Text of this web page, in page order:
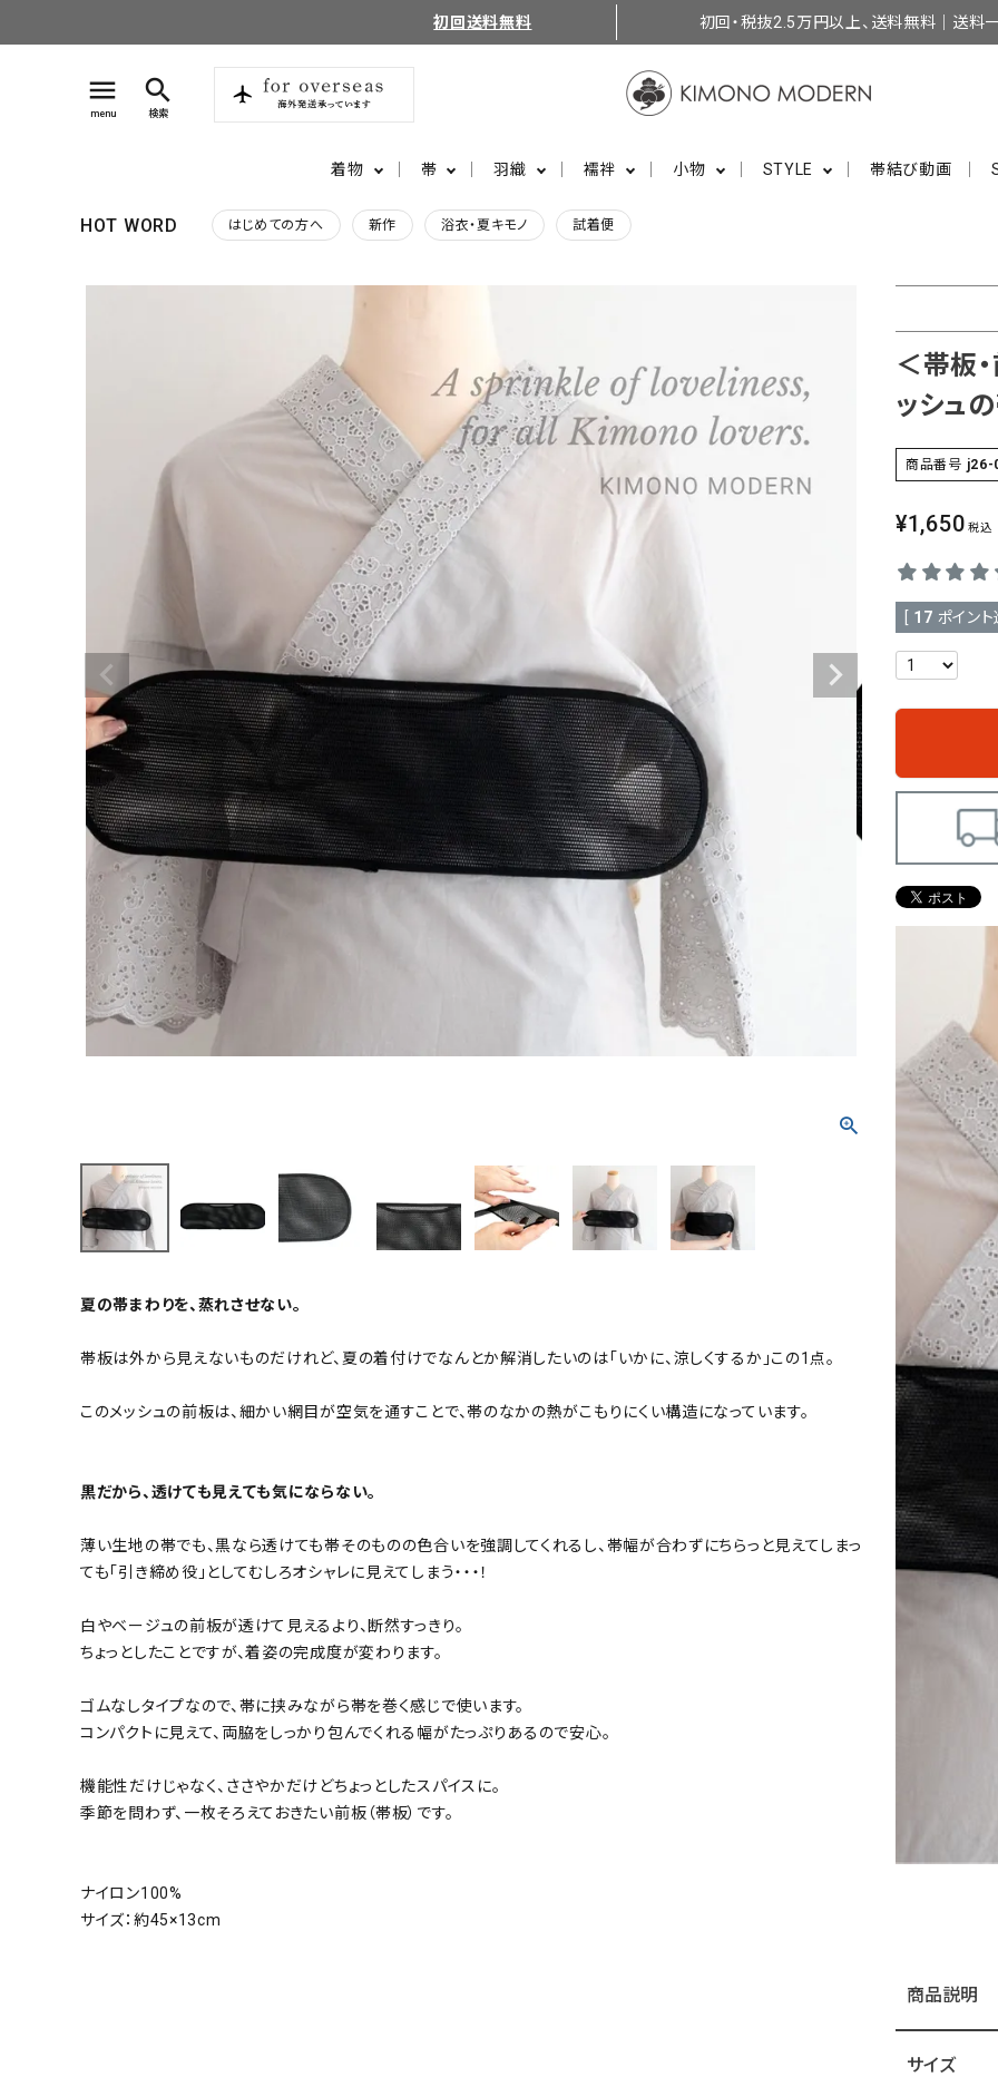
初回送料無料 初回・税抜2.5万円以上、送料無料｜送料
menu
menu
search
検索
着物 帯 羽織 襦袢 小物 STYLE 帯結び動画
HOT WORD はじめての方へ 新作 浴衣・夏キモノ 試着便
会員登録
新作・キャンペーン
帯結び動画
キモノ読ミモノ
INFORMATION
夏の帯まわりを、蒸れさせない。
帯板は外から見えないものだけれど、夏の着付けでなんとか解消したいのは「いかに、涼しくするか」この1点。
このメッシュの前板は、細かい網目が空気を通すことで、帯のなかの熱がこもりにくい構造になっています。
黒だから、透けても見えても気にならない。
薄い生地の帯でも、黒なら透けても帯そのものの色合いを強調してくれるし、帯幅が合わずにちらっと見えてしまっ
ても「引き締め役」としてむしろオシャレに見えてしまう・・・！
白やベージュの前板が透けて見えるより、断然すっきり。
ちょっとしたことですが、着姿の完成度が変わります。
ゴムなしタイプなので、帯に挟みながら帯を巻く感じで使います。
コンパクトに見えて、両脇をしっかり包んでくれる幅がたっぷりあるので安心。
機能性だけじゃなく、ささやかだけどちょっとしたスパイスに。
季節を問わず、一枚そろえておきたい前板（帯板）です。
ナイロン100%
サイズ：約45×13cm
＜帯板
ッシュ
商品番号 j26-
¥1,650 税込
17 ポイント
商品説明
サイズ